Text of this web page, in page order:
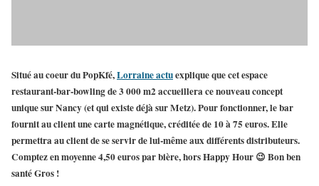
Situé au coeur duPopKfé,Lorraine actuexplique que cet espace
restaurant-bar-bowling de 3 000 m2accueillera ce nouveau concept
unique sur Nancy (et qui existe déjà sur Metz). Pour fonctionner, le bar
fournit au client unecarte magnétique, créditée de 10 à 75 euros. Elle
permettra au client dese servir de lui-mêmeaux différents distributeurs.
Comptez en moyenne 4,50 euros par bière, hors Happy Hour 😉 Bon ben
santé Gros !